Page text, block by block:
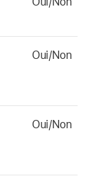
Oui/Non
Oui/Non